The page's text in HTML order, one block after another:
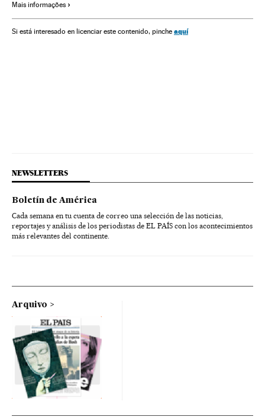
Artes plásticas
Mais informações
Si está interesado en licenciar este contenido, pinche aquí
NEWSLETTERS
Boletín de América
Cada semana en tu cuenta de correo una selección de las noticias,
reportajes y análisis de los periodistas de EL PAÍS con los acontecimientos
más relevantes del continente.
Arquivo